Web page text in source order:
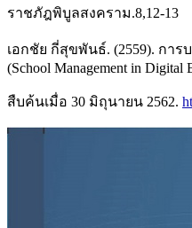
ราชภัฎพิบูลสงคราม.8,12-13
เอกชัย กี่สุขพันธ์. (2559). กา
(School Management in Digital
สืบค้นเมื่อ 30 มิถุนายน 2562.